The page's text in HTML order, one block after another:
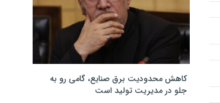
کاهش محدودیت برق صنایع، گامی رو به
جلو در مدیریت تولید است